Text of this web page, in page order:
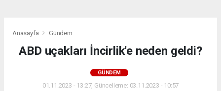
Anasayfa Gündem
ABD uçakları İncirlik'e neden geldi?
GÜNDEM
01.11.2023 - 13:27, Güncelleme: 03.11.2023 - 10:57